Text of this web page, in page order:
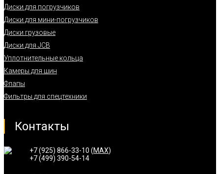
Диски для погрузчиков
Диски для мини-погрузчиков
Диски грузовые
Диски для JCB
Уплотнительные кольца
Камеры для шин
Флапы
Фильтры для спецтехники
Контакты
+7 (925) 866-33-10 (MAX)
+7 (499) 390-54-14